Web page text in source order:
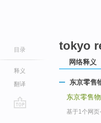
目录
释义
翻译
tokyo
网络释义
东京零售
东京零售
基于1个网页-